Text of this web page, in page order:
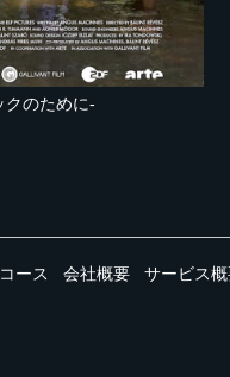
クのために-
ース 会社概要 サービス